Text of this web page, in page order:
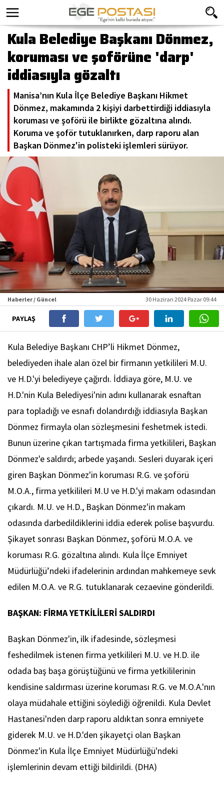
Kula Belediye Başkanı Dönmez,
koruması ve şoförüne 'darp'
iddiasıyla gözaltı
Manisa’nın Kula İlçe Belediye Başkanı Hikmet
Dönmez, makamında 2 kişiyi darbettirdiği iddiasıyla
koruması ve şoförü ile birlikte gözaltına alındı.
Koruma ve şoför tutuklanırken, darp raporu alan
Başkan Dönmez'in polisteki işlemleri sürüyor.
Haberler / Güncel 30 Haziran 2024 Pazar 09:44
PAYLAŞ
Kula Belediye Başkanı CHP’li Hikmet Dönmez,
belediyeden ihale alan özel bir firmanın yetkilileri M.U.
ve H.D.'yi belediyeye çağırdı. İddiaya göre, M.U. ve
H.D.'nin Kula Belediyesi'nin adını kullanarak esnaftan
para topladığı ve esnafı dolandırdığı iddiasıyla Başkan
Dönmez firmayla olan sözleşmesini feshetmek istedi.
Bunun üzerine çıkan tartışmada firma yetkilileri, Başkan
Dönmez'e saldırdı; arbede yaşandı. Sesleri duyarak içeri
giren Başkan Dönmez'in koruması R.G. ve şoförü
M.O.A., firma yetkilileri M.U ve H.D.'yi makam odasından
çıkardı. M.U. ve H.D., Başkan Dönmez'in makam
odasında darbedildiklerini iddia ederek polise başvurdu.
Şikayet sonrası Başkan Dönmez, şoförü M.O.A. ve
koruması R.G. gözaltına alındı. Kula İlçe Emniyet
Müdürlüğü’ndeki ifadelerinin ardından mahkemeye sevk
edilen M.O.A. ve R.G. tutuklanarak cezaevine gönderildi.
BAŞKAN: FİRMA YETKİLİLERİ SALDIRDI
Başkan Dönmez'in, ilk ifadesinde, sözleşmesi
feshedilmek istenen firma yetkilileri M.U. ve H.D. ile
odada baş başa görüştüğünü ve firma yetkililerinin
kendisine saldırması üzerine koruması R.G. ve M.O.A.'nın
olaya müdahale ettiğini söylediği öğrenildi. Kula Devlet
Hastanesi'nden darp raporu aldıktan sonra emniyete
giderek M.U. ve H.D.'den şikayetçi olan Başkan
Dönmez'in Kula İlçe Emniyet Müdürlüğü'ndeki
işlemlerinin devam ettiği bildirildi. (DHA)